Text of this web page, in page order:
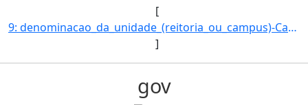
[
9: denominacao_da_unidade_(reitoria_ou_campus)-Campus_Navirai-registro_do_imovel_no_SPIUnet-91130003550]
]
gov